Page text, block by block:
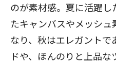
のが素材感。夏に活躍
たキャンバスやメッシ
なり、秋はエレガント
ドや、ほんのりと上品